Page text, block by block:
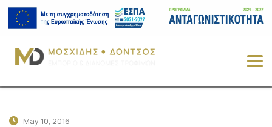
May 10, 2016